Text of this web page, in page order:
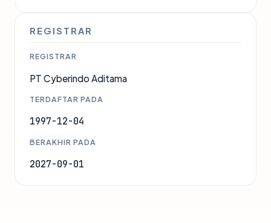
REGISTRAR
REGISTRAR
PT Cyberindo Aditama
TERDAFTAR PADA
1997-12-04
BERAKHIR PADA
2027-09-01